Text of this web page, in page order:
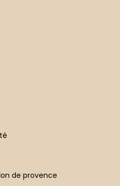
de provence